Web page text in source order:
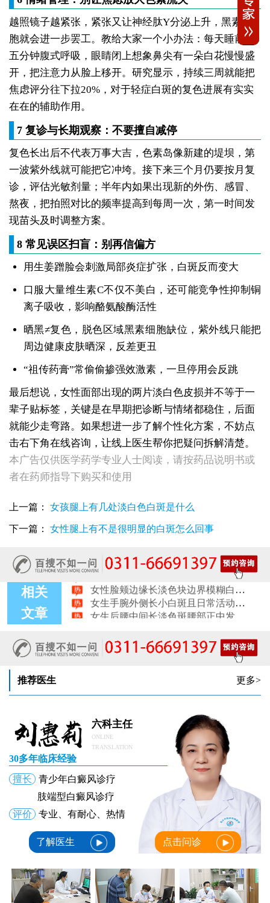
越照镜子越紧张，紧张又让神经肽Y分泌上升，黑素细
胞就会进一步罢工。教给大家一个小办法：每天睡前做
五分钟腹式呼吸，眼睛闭上想象鼻尖有一朵白花慢慢盛
开，把注意力从脸上移开。研究显示，持续三周就能把
焦虑评分往下拉20%，对于轻症白斑的复色进展有实实
在在的辅助作用。
7 复诊与长期观察：不要擅自减停
复色长出后不代表万事大吉，色素岛像新建的堤坝，第
一波紫外线就可能把它冲垮。接下来三个月仍要按月复
诊，评估光敏剂量；半年内如果出现新的外伤、感冒、
熬夜，把拍照对比的频率提高到每周一次，第一时间发
现苗头及时调整方案。
8 常见误区扫盲：别再信偏方
用生姜蹭脸会刺激局部炎症扩张，白斑反而变大
口服大量维生素C不仅不美白，还可能竞争性抑制铜
离子吸收，影响酪氨酸酶活性
晒黑≠复色，脱色区域黑素细胞缺位，紫外线只能把
周边健康皮肤晒深，反差更丑
“祖传药膏”常偷偷掺强效激素，一旦停用会反跳
最后想说，女性面部出现的两片淡白色皮损并不等于一
辈子贴标签，关键是在早期把诊断与情绪都稳住，后面
就能少走弯路。如果想进一步了解个性化方案，不妨点
击右下角在线咨询，让线上医生帮你把疑问拆解清楚。
本广告仅供医学药学专业人士阅读，请按药品说明书或
者在药师指导下购买和使用
上一篇： 女孩腿上有几处淡白色白斑是什么
下一篇： 女性腿上有不是很明显的白斑怎么回事
相关
文章
女性全身零星长浅白点多处小块白斑是什么
女性手指关节长小白块指关节发白会不会扩
女性尾椎骨白斑是白癜风吗后背浅色皮损判断
眼角细小白点、眼周浅色斑块，严重吗
女性肩膀后侧长白块后背肩颈连接处发白怎么回事
女生小腿迎面骨长白斑，腿部正面发白解答
女性脸颊边缘长淡色块边界模糊白斑是怎么回事
女生手腕外侧长小白斑且日常活动发白，警惕白癜风信号
女生后腰中间长淡色斑腰部正中发白要紧吗
女性前臂浅色斑块日晒后白斑会更明显吗
女生脚趾甲旁长白点甲周皮肤变白怎么了
推荐医生 更多>
六科主任
ONLINE
TRANSLATION
30多年临床经验
擅长
青少年白癜风诊疗
肢端型白癜风诊疗
评价
专业、有耐心、热情
了解医生 点击问诊